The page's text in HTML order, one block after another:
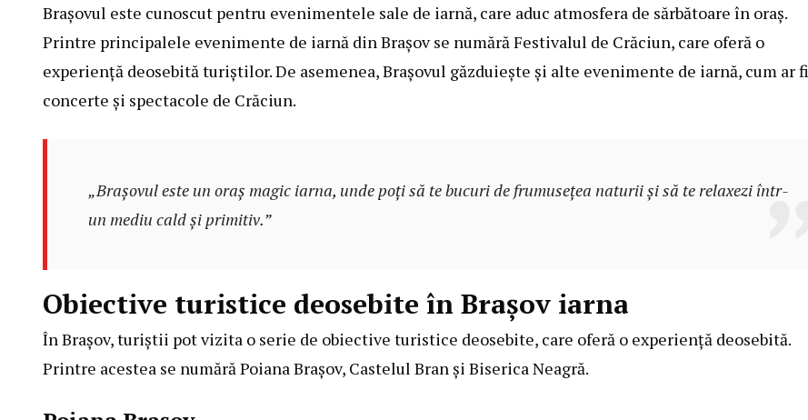
Brașovul este cunoscut pentru evenimentele sale de iarnă, care aduc atmosfera de sărbătoare în oraș.
Printre principalele evenimente de iarnă din Brașov se numără Festivalul de Crăciun, care oferă o
experiență deosebită turiștilor. De asemenea, Brașovul găzduiește și alte evenimente de iarnă, cum ar fi
concerte și spectacole de Crăciun.
„Brașovul este un oraș magic iarna, unde poți să te bucuri de frumusețea naturii și să te relaxezi într-
un mediu cald și primitiv.”
Obiective turistice deosebite în Brașov iarna
În Brașov, turiștii pot vizita o serie de obiective turistice deosebite, care oferă o experiență deosebită.
Printre acestea se numără Poiana Brașov, Castelul Bran și Biserica Neagră.